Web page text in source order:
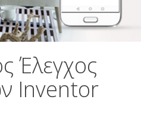
Έλεγχος
Inventor